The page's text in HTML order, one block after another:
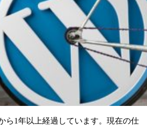
ら1年以上経過しています。現在の仕